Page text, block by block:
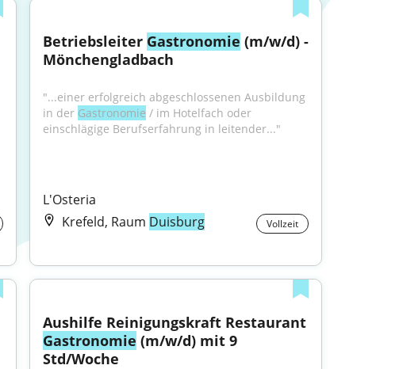
Betriebsleiter Gastronomie (m/w/d) -
Mönchengladbach
"...einer erfolgreich abgeschlossenen Ausbildung
in der Gastronomie / im Hotelfach oder
einschlägige Berufserfahrung in leitender..."
L'Osteria
Krefeld, Raum Duisburg Vollzeit
Aushilfe Reinigungskraft Restaurant
Gastronomie (m/w/d) mit 9
Std/Woche